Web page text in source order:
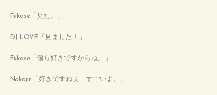
Fukase「見た。」
DJ LOVE「見ました！」
Fukase「僕ら好きですからね。」
Nakajin「好きですねぇ、すごいよ。」